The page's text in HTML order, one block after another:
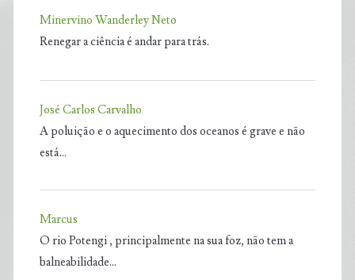
Minervino Wanderley Neto
Renegar a ciência é andar para trás.
José Carlos Carvalho
A poluição e o aquecimento dos oceanos é grave e não
está…
Marcus
O rio Potengi , principalmente na sua foz, não tem a
balneabilidade…